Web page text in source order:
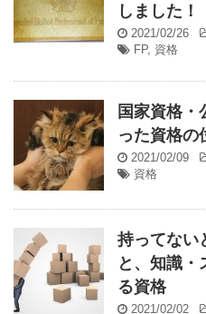
しました！
2021/02/26
FP, 資格
国家資格・
った資格の
2021/02/09
資格
持ってない
と、知識・
る資格
2021/02/02